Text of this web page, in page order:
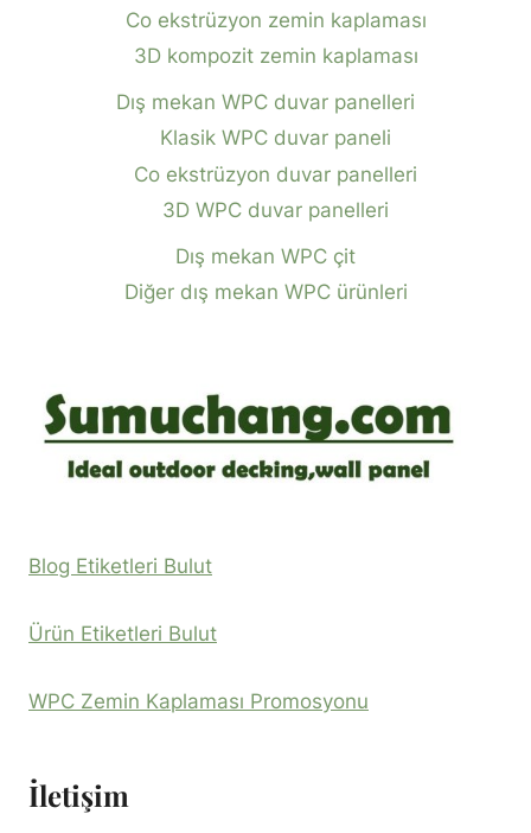
Co ekstrüzyon zemin kaplaması
3D kompozit zemin kaplaması
Dış mekan WPC duvar panelleri
Klasik WPC duvar paneli
Co ekstrüzyon duvar panelleri
3D WPC duvar panelleri
Dış mekan WPC çit
Diğer dış mekan WPC ürünleri
Blog Etiketleri Bulut
Ürün Etiketleri Bulut
WPC Zemin Kaplaması Promosyonu
İletişim